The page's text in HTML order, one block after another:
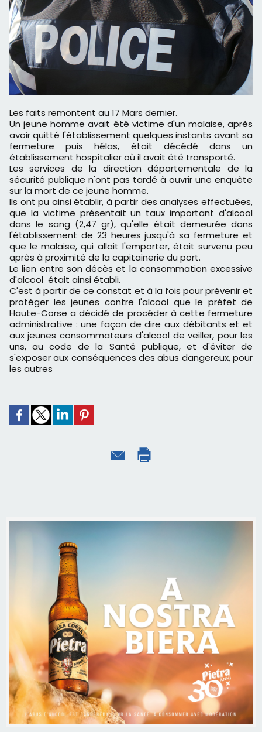
Les faits remontent au 17 Mars dernier.
Un jeune homme avait été victime d'un malaise, après
avoir quitté l'établissement quelques instants avant sa
fermeture puis hélas, était décédé dans un
établissement hospitalier où il avait été transporté.
Les services de la direction départementale de la
sécurité publique n'ont pas tardé à ouvrir une enquête
sur la mort de ce jeune homme.
Ils ont pu ainsi établir, à partir des analyses effectuées,
que la victime présentait un taux important d'alcool
dans le sang (2,47 gr), qu'elle était demeurée dans
l'établissement de 23 heures jusqu'à sa fermeture et
que le malaise, qui allait l'emporter, était survenu peu
après à proximité de la capitainerie du port.
Le lien entre son décès et la consommation excessive
d'alcool était ainsi établi.
C'est à partir de ce constat et à la fois pour prévenir et
protéger les jeunes contre l'alcool que le préfet de
Haute-Corse a décidé de procéder à cette fermeture
administrative : une façon de dire aux débitants et et
aux jeunes consommateurs d'alcool de veiller, pour les
uns, au code de la Santé publique, et d'éviter de
s'exposer aux conséquences des abus dangereux, pour
les autres